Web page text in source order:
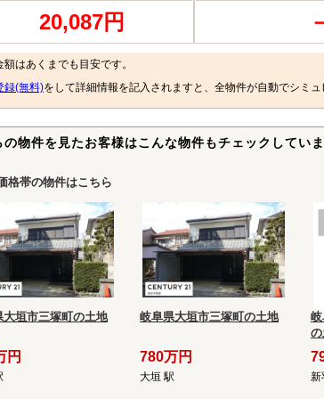
20,087円
はあくまでも目安です。
録(無料)をして詳細情報を記入されますと、全物件が自動でシミ
の物件を見たお客様はこんな物件もチェックしていま
格帯の物件はこちら
大垣市三塚町の土地
円
岐阜県大垣市三塚町の土地
780万円
大垣 駅 新